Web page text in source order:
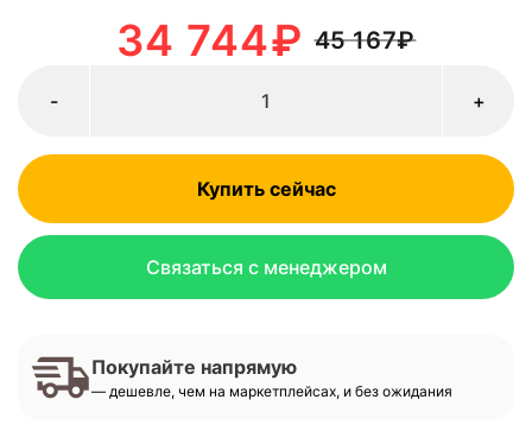
45 167₽
34 744₽
+
-
Купить сейчас
Связаться с менеджером
Покупайте напрямую
— дешевле, чем на маркетплейсах, и без ожидания